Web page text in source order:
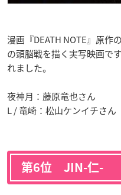
漫画『DEATH NOTE』原作
の頭脳戦を描く実写映画で
れました。
夜神月：藤原竜也さん
L / 竜崎：松山ケンイチさん
第6位 JIN-仁-